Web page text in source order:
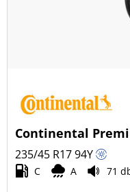
Continental
235/45 R1794Y
C A 71